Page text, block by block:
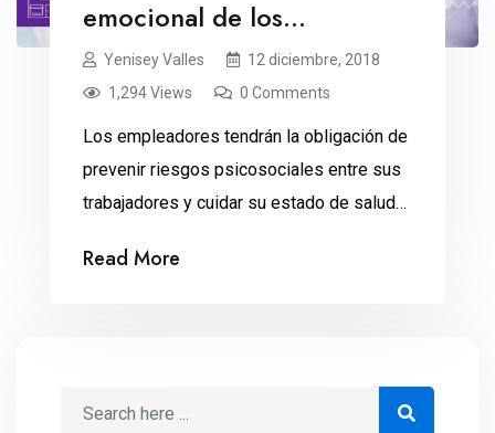
emocional de los
empleados: obligación para
el 2019
Yenisey Valles
12 diciembre, 2018
1,294 Views
0 Comments
Los empleadores tendrán la obligación de
prevenir riesgos psicosociales entre sus
trabajadores y cuidar su estado de salud
STPS-2018 que entrará en vigor en
Read More